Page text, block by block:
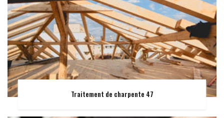
Traitement de charpente 47